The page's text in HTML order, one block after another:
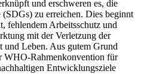
und erschweren es, die
zu erreichen. Dies beginnt
fehlendem Arbeitsschutz und
mit der Verletzung der
und Leben. Aus gutem Grund
WHO-Rahmenkonvention für
Entwicklungsziele